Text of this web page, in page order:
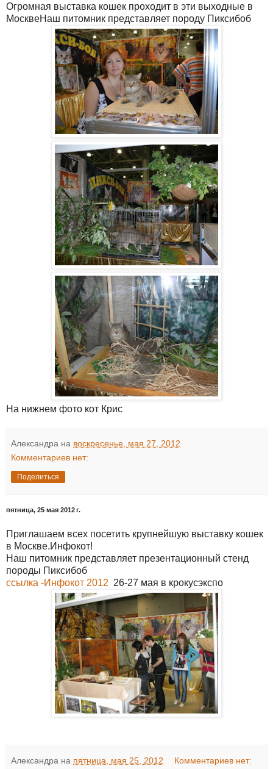
Огромная выставка кошек проходит в эти выходные в
МосквеНаш питомник представляет породу Пиксибоб
На нижнем фото кот Крис
Александра на воскресенье, мая 27, 2012
Комментариев нет:
Поделиться
пятница, 25 мая 2012 г.
Приглашаем всех посетить крупнейшую выставку кошек
в Москве.Инфокот!
Наш питомник представляет презентационный стенд
породы Пиксибоб
ссылка -Инфокот 2012 26-27 мая в крокусэкспо
Александра на пятница, мая 25, 2012 Комментариев нет: